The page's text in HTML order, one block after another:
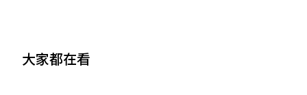
大家都在看